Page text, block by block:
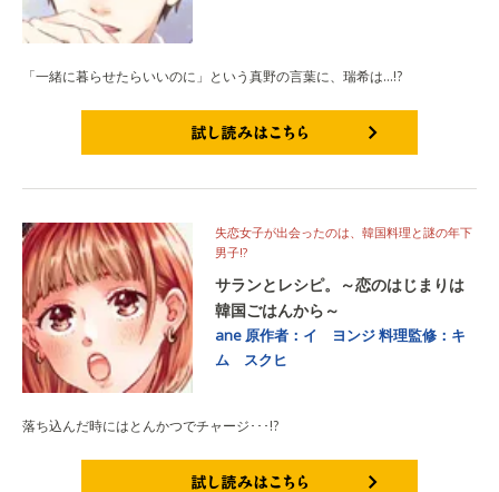
「一緒に暮らせたらいいのに」という真野の言葉に、瑞希は…!?
失恋女子が出会ったのは、韓国料理と謎の年下
男子!?
サランとレシピ。～恋のはじまりは
韓国ごはんから～
ane 原作者：イ ヨンジ料理監修：キ
ム スクヒ
落ち込んだ時にはとんかつでチャージ･･･!?